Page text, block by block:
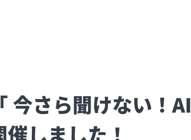
今さら聞けない！AI